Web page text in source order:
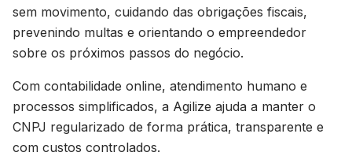
sem movimento, cuidando das obrigações fiscais,
prevenindo multas e orientando o empreendedor
sobre os próximos passos do negócio.
Com contabilidade online, atendimento humano e
processos simplificados, a Agilize ajuda a manter o
CNPJ regularizado de forma prática, transparente e
com custos controlados.